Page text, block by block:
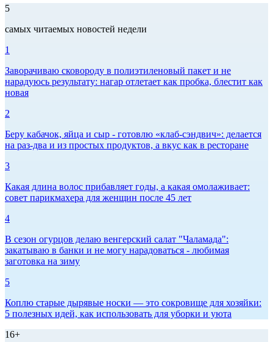
5
самых читаемых новостей недели
1
Заворачиваю сковороду в полиэтиленовый пакет и не
нарадуюсь результату: нагар отлетает как пробка, блестит как
новая
2
Беру кабачок, яйца и сыр - готовлю «клаб-сэндвич»: делается
на раз-два и из простых продуктов, а вкус как в ресторане
3
Какая длина волос прибавляет годы, а какая омолаживает:
совет парикмахера для женщин после 45 лет
4
В сезон огурцов делаю венгерский салат "Чаламада":
закатываю в банки и не могу нарадоваться - любимая
заготовка на зиму
5
Коплю старые дырявые носки — это сокровище для хозяйки:
5 полезных идей, как использовать для уборки и уюта
16+